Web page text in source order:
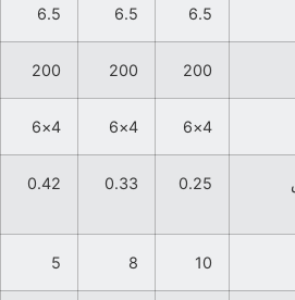
6.5
6.5
6.5
200
200
200
4×6
4×6
4×6
0.25
0.33
0.42
10
8
5